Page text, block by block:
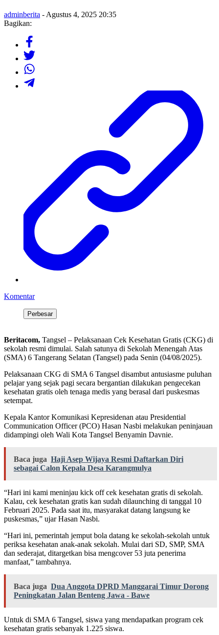
adminberita - Agustus 4, 2025 20:35
Bagikan:
Komentar
Perbesar
Beritacom, Tangsel – Pelaksanaan Cek Kesehatan Gratis (CKG) di
sekolah resmi dimulai. Salah satunya di Sekolah Menengah Atas
(SMA) 6 Tangerang Selatan (Tangsel) pada Senin (04/08/2025).
Pelaksanaan CKG di SMA 6 Tangsel disambut antusiasme puluhan
pelajar yang sejak pagi secara bergantian dilakukan pengecekan
kesehatan gratis oleh tenaga medis yang berasal dari puskesmas
setempat.
Kepala Kantor Komunikasi Kepresidenan atau Presidential
Communication Officer (PCO) Hasan Nasbi melakukan peninjauan
didampingi oleh Wali Kota Tangsel Benyamin Davnie.
Baca juga Haji Asep Wijaya Resmi Daftarkan Diri
sebagai Calon Kepala Desa Karangmulya
“Hari ini kami meninjau kick off cek kesehatan gratis di sekolah.
Kalau, cek kesehatan gratis kan sudah dilaunching di tanggal 10
Februari 2025. Pada saat itu, masyarakat datang langsung ke
puskesmas,” ujar Hasan Nasbi.
“Hari ini, pemerintah jemput bola datang ke sekolah-sekolah untuk
periksa kesehatan anak-anak sekolah. Mulai dari SD, SMP, SMA
dan sederajat, ditargetkan bisa mengcover 53 juta penerima
manfaat,” tambahnya.
Baca juga Dua Anggota DPRD Manggarai Timur Dorong
Peningkatan Jalan Benteng Jawa - Bawe
Untuk di SMA 6 Tangsel, siswa yang mendapatkan program cek
kesehatan gratis sebanyak 1.225 siswa.